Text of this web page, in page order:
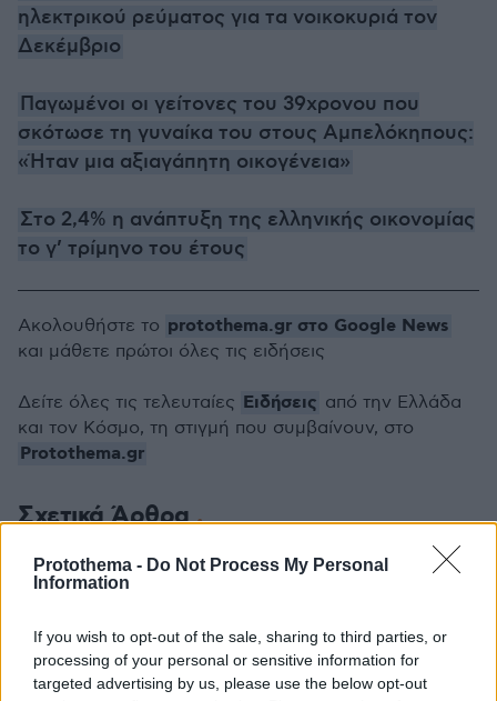
Protothema - Do Not Process My Personal
Information
If you wish to opt-out of the sale, sharing to third parties, or
processing of your personal or sensitive information for
targeted advertising by us, please use the below opt-out
ηλεκτρικού ρεύματος για τα νοικοκυριά τον
Δεκέμβριο
Παγωμένοι οι γείτονες του 39χρονου που
σκότωσε τη γυναίκα του στους Αμπελόκηπους:
«Ήταν μια αξιαγάπητη οικογένεια»
Στο 2,4% η ανάπτυξη της ελληνικής οικονομίας
το γ’ τρίμηνο του έτους
Σχετικά Άρθρα
Ακολουθήστε το protothema.gr στο Google News
και μάθετε πρώτοι όλες τις ειδήσεις
Δείτε όλες τις τελευταίες Ειδήσεις από την Ελλάδα
και τον Κόσμο, τη στιγμή που συμβαίνουν, στο
Protothema.gr